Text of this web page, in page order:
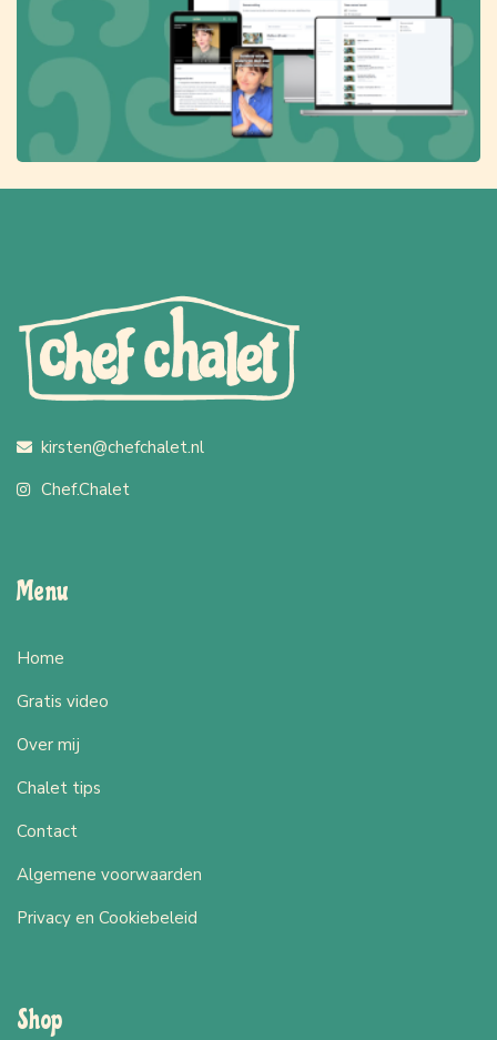
kirsten@chefchalet.nl
Chef.Chalet
Menu
Home
Gratis video
Over mij
Chalet tips
Contact
Algemene voorwaarden
Privacy en Cookiebeleid
Shop